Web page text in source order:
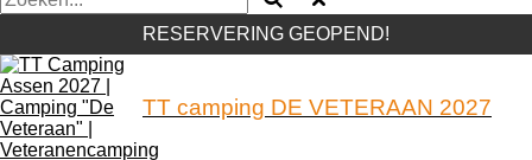
RESERVERING GEOPEND!
TT camping DE VETERAAN 2027